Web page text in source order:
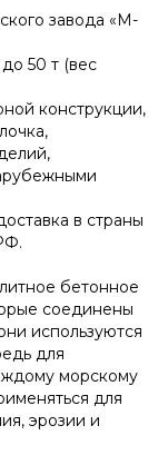
завода «М-
50 т (вес
конструкции,
в страны
бетонное
соединены
используются
для
морскому
для
эрозии и